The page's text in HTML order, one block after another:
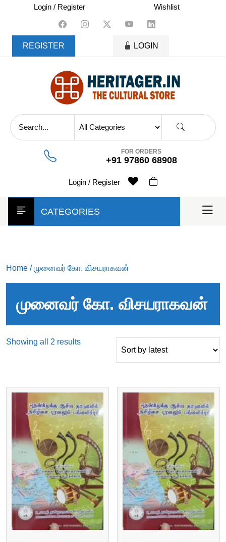
content
Login / Register Wishlist
REGISTER LOGIN
FOR ORDERS
+91 97860 68908
Login / Register
CATEGORIES
Home / முனைவர் கோ. விசயராகவன்
முனைவர் கோ. விசயராகவன்
Showing all 2 resultsSorted